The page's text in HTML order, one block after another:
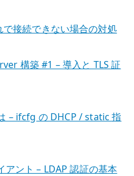
接続できない場合の対処
構築 #1 – 導入と TLS 証
– ifcfg の DHCP / static 指
アント – LDAP 認証の基本